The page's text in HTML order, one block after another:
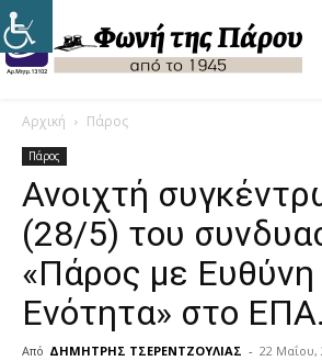
Αρχική Πάρος
Πάρος
Ανοιχτή
(28/5) του
«Πάρος με Ευθύνη
Ενότητα» στο
Από ΔΗΜΗΤΡΗΣ ΤΣΕΡΕΝΤΖΟΥΛΙΑΣ - 22 Μαΐου,